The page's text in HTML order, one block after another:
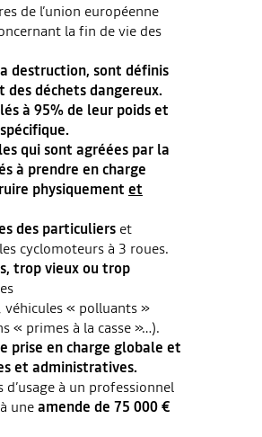
de l’union européenne
la fin de vie des
destruction, sont définis
des déchets dangereux.
à 95% de leur poids et
qui sont agréées par la
à prendre en charge
physiquement et
des particuliers et
cyclomoteurs à 3 roues.
trop vieux ou trop
« polluants »
« primes à la casse »…).
prise en charge globale et
et administratives.
d’usage à un professionnel
uneamende de 75 000 €